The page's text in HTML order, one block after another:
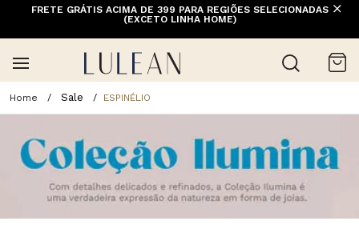
FRETE GRÁTIS ACIMA DE 399 PARA REGIÕES SELECIONADAS
(EXCETO LINHA HOME)
Sale ESPINÉLIO